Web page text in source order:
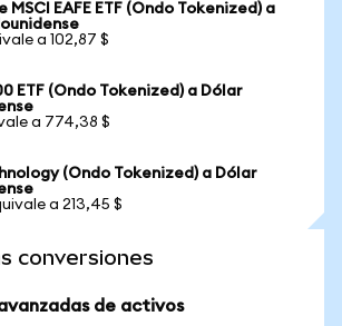
MSCI EAFE ETF (Ondo Tokenized) a
a 102,87 $
ETF (Ondo Tokenized) a Dólar
a 774,38 $
(Ondo Tokenized) a Dólar
a 213,45 $
conversiones
de activos